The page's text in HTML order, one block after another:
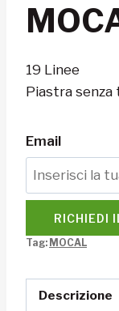
19 Linee
Piastra
Email
RICHIEDI
Tag: MOCAL
Descrizione